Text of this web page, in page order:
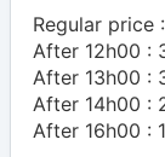
Regular price
After 12h00 :
After 13h00 :
After 14h00 :
After 16h00 :